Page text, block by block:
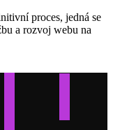
proces, jedná se
a rozvoj webu na